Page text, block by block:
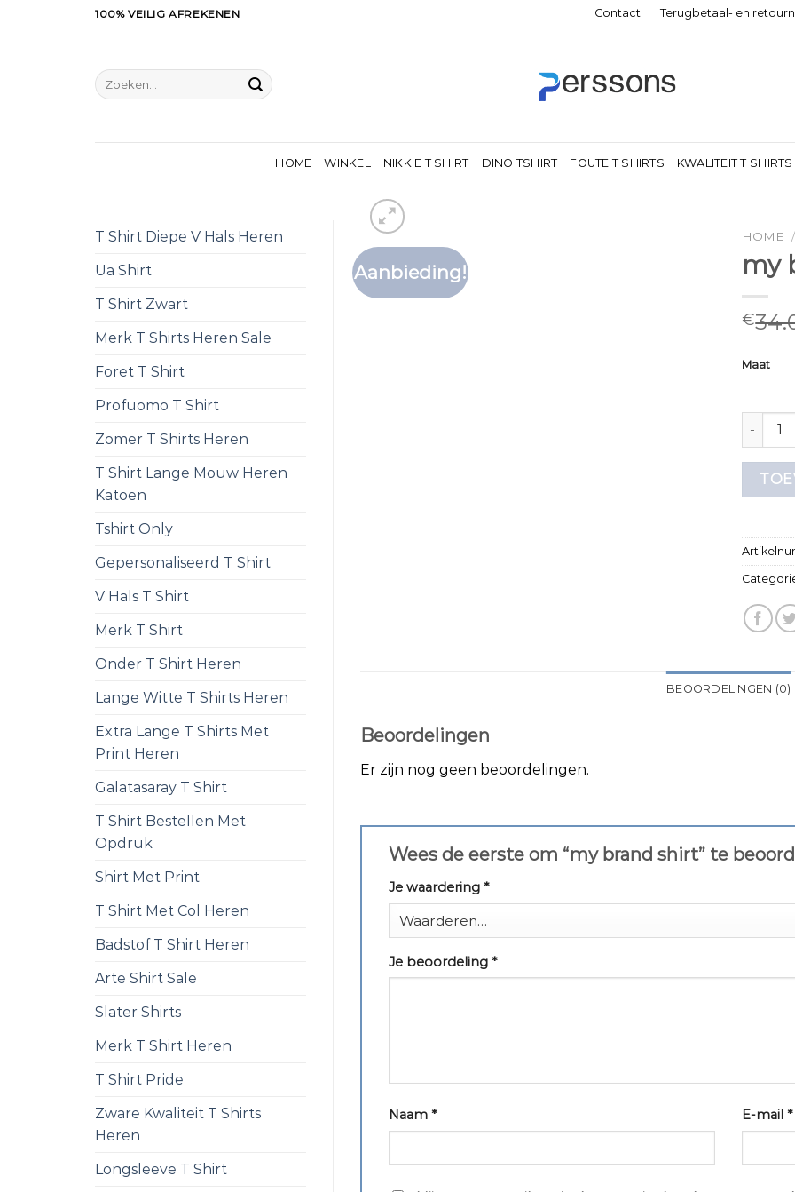
100% VEILIG AFREKENEN Contact Terugbetaal- en
Zoeken
naar:
HOME WINKEL NIKKIE T SHIRT DINO TSHIRT FOUTE T SHIRTS KWALITEIT T SHIRTS
T Shirt Diepe V Hals Heren
Ua Shirt
T Shirt Zwart
Merk T Shirts Heren Sale
Foret T Shirt
Profuomo T Shirt
Zomer T Shirts Heren
T Shirt Lange Mouw Heren
Katoen
Tshirt Only
Gepersonaliseerd T Shirt
V Hals T Shirt
Merk T Shirt
Onder T Shirt Heren
Lange Witte T Shirts Heren
Extra Lange T Shirts Met
Print Heren
Galatasaray T Shirt
T Shirt Bestellen Met
Opdruk
Shirt Met Print
T Shirt Met Col Heren
Badstof T Shirt Heren
Arte Shirt Sale
Slater Shirts
Merk T Shirt Heren
T Shirt Pride
Zware Kwaliteit T Shirts
Heren
Longsleeve T Shirt
Aanbieding!
HOME /
my
€
Maat
my
BEOORDELINGEN (0)
Beoordelingen
Er zijn nog geen beoordelingen.
Wees de eerste om “my brand shirt” te
Je waardering *
Je beoordeling *
Naam * E-mail*